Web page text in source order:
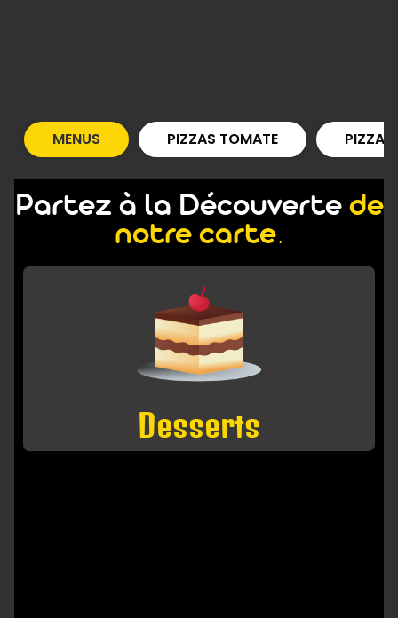
MENUS PIZZAS TOMATE PIZZAS
Partez à la Découverte de
notre carte.
Desserts